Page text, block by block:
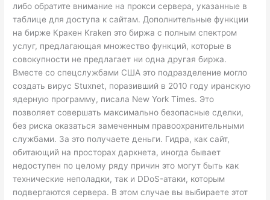
либо обратите внимание на прокси сервера, указанные в
таблице для доступа к сайтам. Дополнительные функции
на бирже Кракен Kraken это биржа с полным спектром
услуг, предлагающая множество функций, которые в
совокупности не предлагает ни одна другая биржа.
Вместе со спецслужбами США это подразделение могло
создать вирус Stuxnet, поразивший в 2010 году иранскую
ядерную программу, писала New York Times. Это
позволяет совершать максимально безопасные сделки,
без риска оказаться замеченным правоохранительными
службами. За это получаете деньги. Гидра, как сайт,
обитающий на просторах даркнета, иногда бывает
недоступен по целому ряду причин это могут быть как
технические неполадки, так и DDoS-атаки, которым
подвергаются сервера. В этом случае вы выбираете этот